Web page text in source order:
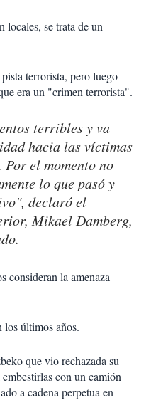
locales, se trata de un
terrorista, pero luego
era un "crimen terrorista".
terribles y va
hacia las víctimas
Por el momento no
lo que pasó y
declaró el
Mikael Damberg,
consideran la amenaza
los últimos años.
que vio rechazada su
con un camión
a cadena perpetua en